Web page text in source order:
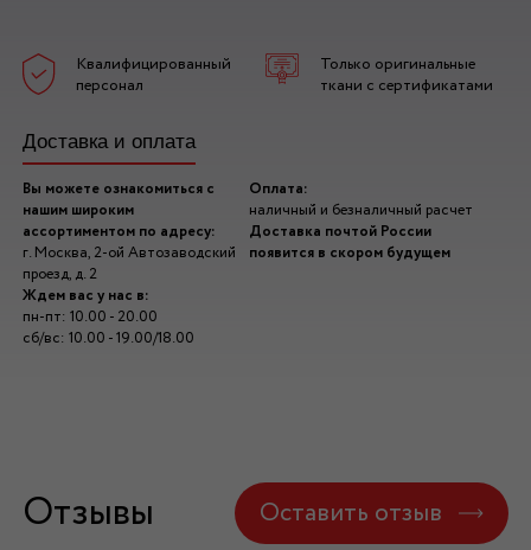
Квалифицированный
персонал
Только оригинальные
ткани с сертификатами
Доставка и оплата
Вы можете ознакомиться с
нашим широким
ассортиментом по адресу:
г. Москва, 2-ой Автозаводский
проезд, д. 2
Ждем вас у нас в:
пн-пт: 10.00 - 20.00
сб/вс: 10.00 - 19.00/18.00
Оплата:
наличный и безналичный расчет
Доставка почтой России
появится в скором будущем
Отзывы Оставить отзыв